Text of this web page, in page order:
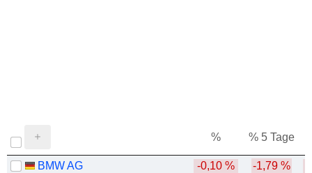
% % 5 Tage
BMW AG -0,10 % -1,79 %